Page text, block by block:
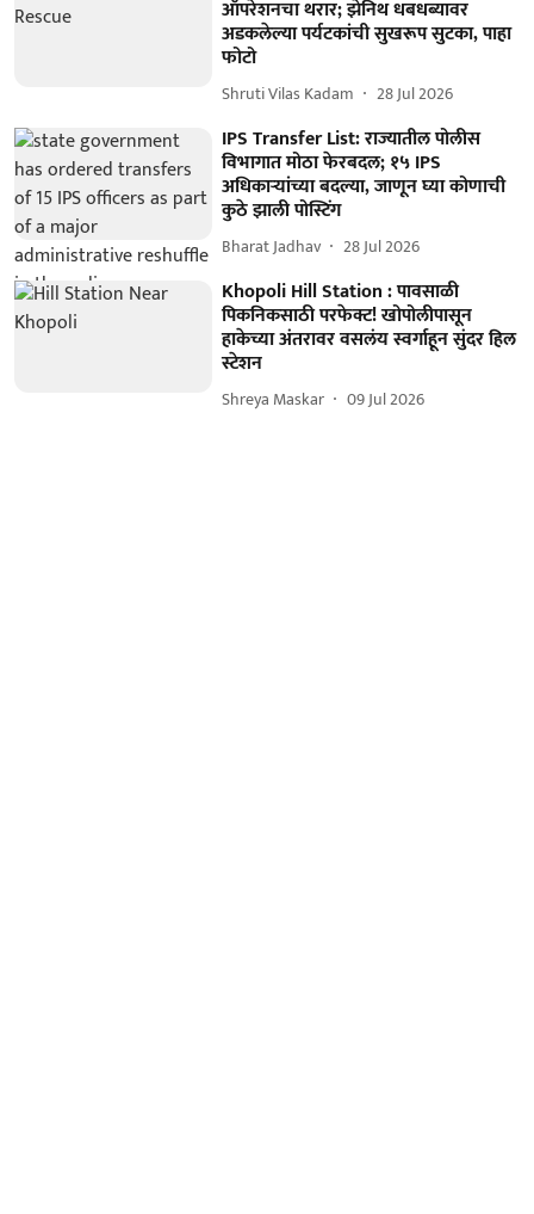
ऑपरेशनचा थरार; झेनिथ धबधब्यावर
अडकलेल्या पर्यटकांची सुखरूप सुटका, पाहा
फोटो
Shruti Vilas Kadam 28 Jul 2026
IPS Transfer List: राज्यातील पोलीस
विभागात मोठा फेरबदल; १५ IPS
अधिकाऱ्यांच्या बदल्या, जाणून घ्या कोणाची
कुठे झाली पोस्टिंग
Bharat Jadhav 28 Jul 2026
Khopoli Hill Station : पावसाळी
पिकनिकसाठी परफेक्ट! खोपोलीपासून
हाकेच्या अंतरावर वसलंय स्वर्गाहून सुंदर हिल
स्टेशन
Shreya Maskar 09 Jul 2026